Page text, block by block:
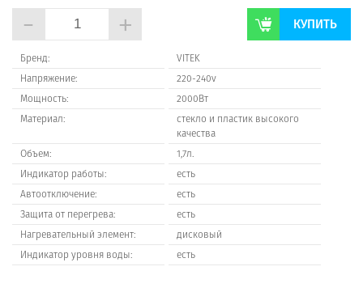
- + КУПИТЬ
Бренд:
VITEK
Напряжение:
220-240v
Мощность:
2000Вт
Материал:
стекло и пластик высокого
качества
Объем:
1,7л.
Индикатор работы:
есть
Автоотключение:
есть
Защита от перегрева:
есть
Нагревательный элемент:
дисковый
Индикатор уровня воды:
есть